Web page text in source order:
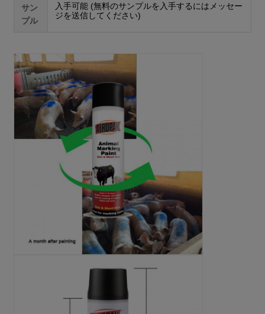
サン
プル
入手可能 (無料のサンプルを入手するにはメッセー
ジを送信してください)